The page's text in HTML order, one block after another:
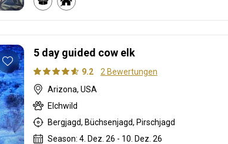
5 day guided cow elk
9.2
2 Bewertungen
Arizona, USA
Elchwild
Bergjagd, Büchsenjagd, Pirschjagd
Season: 4. Dez. 26 - 10. Dez. 26